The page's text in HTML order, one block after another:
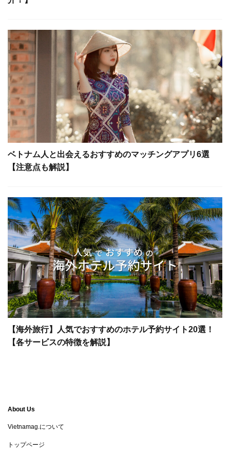
ベトナム人と出会えるおすすめのマッチングアプリ6選
【注意点も解説】
【海外旅行】人気でおすすめのホテル予約サイト20選！
【各サービスの特徴を解説】
About Us
Vietnamag.について
トップページ